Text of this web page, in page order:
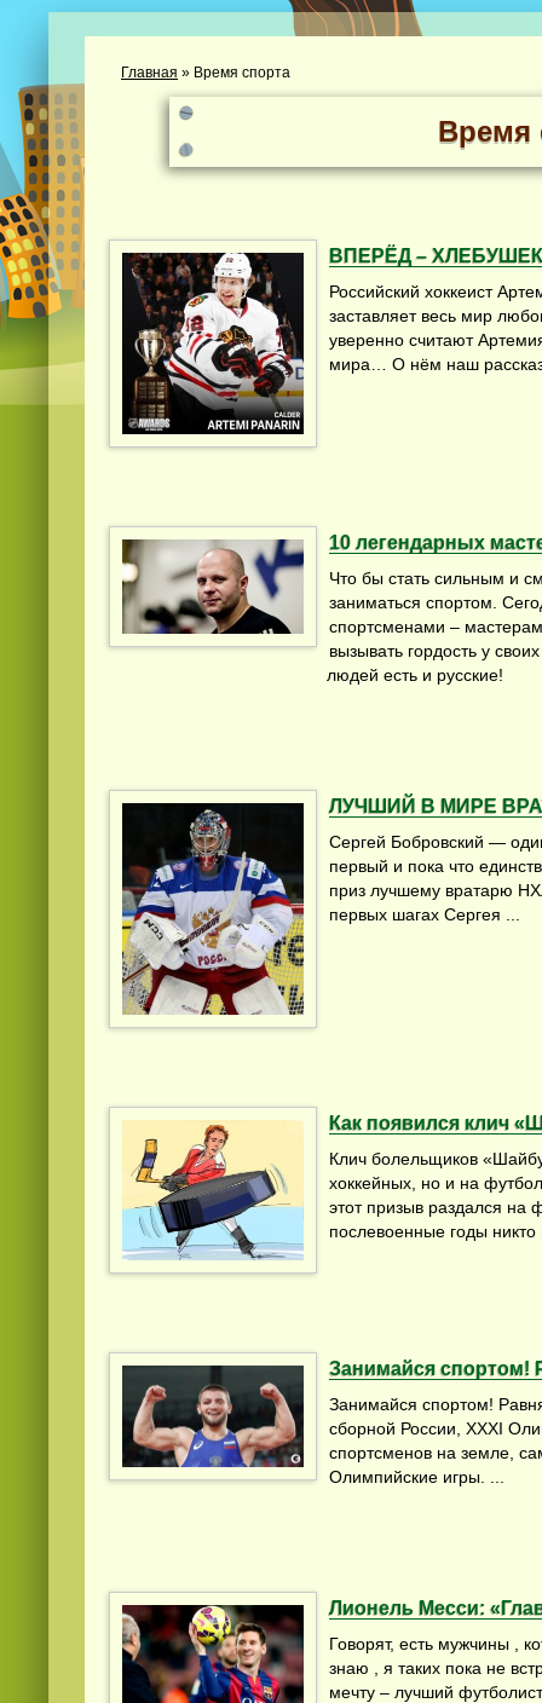
Главная » Время спорта
Время
ВПЕРЁД – ХЛЕБУШЕК
Российский хоккеист
заставляет весь мир
уверенно считают
мира… О нём наш рассказ
10 легендарных
Что бы стать сильным и
заниматься спортом.
спортсменами –
вызывать гордость у
людей есть и русские!
ЛУЧШИЙ В МИРЕ
Сергей Бобровский —
первый и пока что
приз лучшему вратарю
первых шагах Сергея ...
Как появился клич
Клич болельщиков
хоккейных, но и на
этот призыв раздался на
послевоенные годы никто
Занимайся спортом!
Занимайся спортом!
сборной России, ХХХI
спортсменов на земле,
Олимпийские игры. ...
Лионель Месси:
Говорят, есть мужчины ,
знаю , я таких пока не
мечту – лучший
русскиевидео онлайн